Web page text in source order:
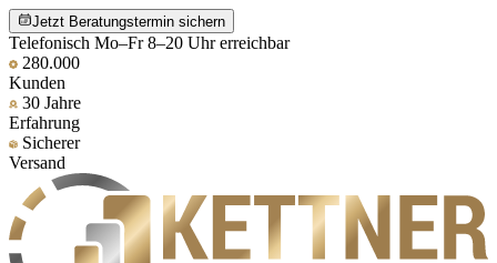
Jetzt Beratungstermin sichern
Telefonisch Mo–Fr 8–20 Uhr erreichbar
280.000
Kunden
30 Jahre
Erfahrung
Sicherer
Versand